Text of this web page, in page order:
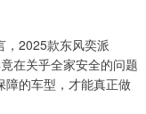
，2025款东风奕派
在关乎全家安全的问题
障的车型，才能真正做